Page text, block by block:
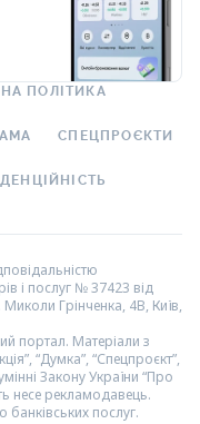
ПОЛІТИКА
СПЕЦПРОЄКТИ
і послуг № 37423 від
Грінченка, 4В, Київ,
портал. Матеріали з
“Думка”, “Спецпроєкт”,
Закону України “Про
несе рекламодавець.
банківських послуг.